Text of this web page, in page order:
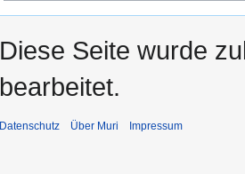
Diese Seite wurde
bearbeitet.
Datenschutz Über Muri Impressum